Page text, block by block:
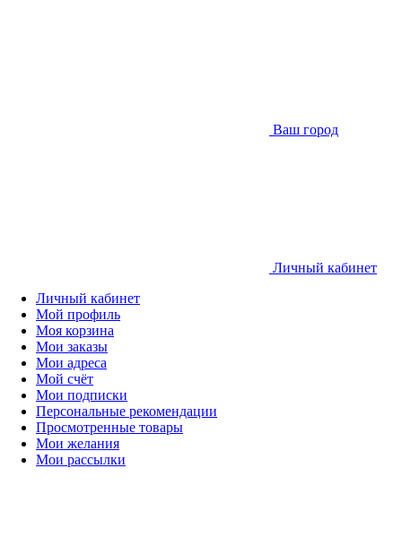
Ваш город
Личный кабинет
Личный кабинет
Мой профиль
Моя корзина
Мои заказы
Мои адреса
Мой счёт
Мои подписки
Персональные рекомендации
Просмотренные товары
Мои желания
Мои рассылки